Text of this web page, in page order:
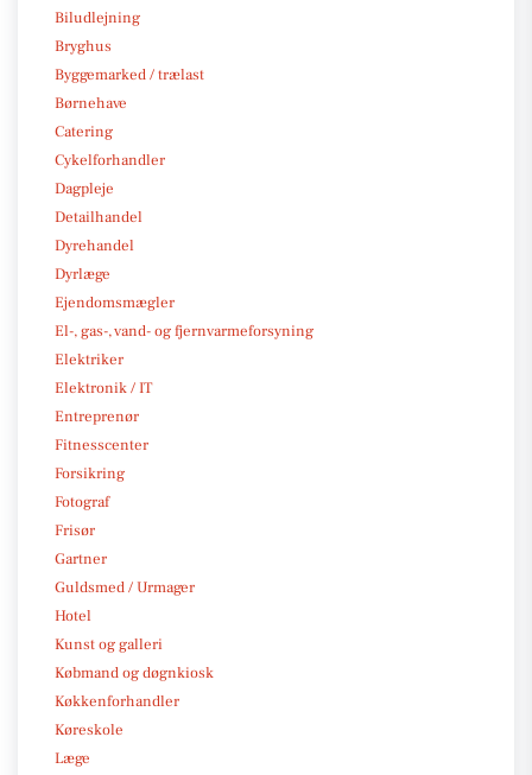
Biludlejning
Bryghus
Byggemarked / trælast
Børnehave
Catering
Cykelforhandler
Dagpleje
Detailhandel
Dyrehandel
Dyrlæge
Ejendomsmægler
El-, gas-, vand- og fjernvarmeforsyning
Elektriker
Elektronik / IT
Entreprenør
Fitnesscenter
Forsikring
Fotograf
Frisør
Gartner
Guldsmed / Urmager
Hotel
Kunst og galleri
Købmand og døgnkiosk
Køkkenforhandler
Køreskole
Læge